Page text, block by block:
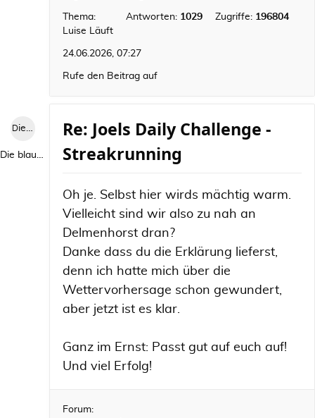
Thema:
Luise Läuft
Antworten: 1029 Zugriffe: 196804
24.06.2026, 07:27
Rufe den Beitrag auf
Die blaue Luise
Die blaue Luise
Re: Joels Daily Challenge -
Streakrunning
Oh je. Selbst hier wirds mächtig warm.
Vielleicht sind wir also zu nah an
Delmenhorst dran?
Danke dass du die Erklärung lieferst,
denn ich hatte mich über die
Wettervorhersage schon gewundert,
aber jetzt ist es klar.
Ganz im Ernst: Passt gut auf euch auf!
Und viel Erfolg!
Forum: